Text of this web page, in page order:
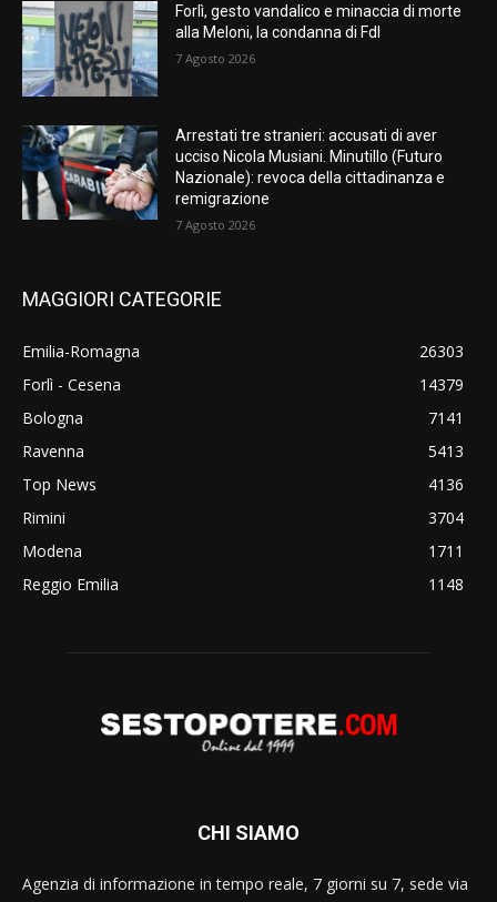
Forlì, gesto vandalico e minaccia di morte
alla Meloni, la condanna di FdI
7 Agosto 2026
Arrestati tre stranieri: accusati di aver
ucciso Nicola Musiani. Minutillo (Futuro
Nazionale): revoca della cittadinanza e
remigrazione
7 Agosto 2026
MAGGIORI CATEGORIE
Emilia-Romagna
26303
Forlì - Cesena
14379
Bologna
7141
Ravenna
5413
Top News
4136
Rimini
3704
Modena
1711
Reggio Emilia
1148
CHI SIAMO
Agenzia di informazione in tempo reale, 7 giorni su 7, sede via